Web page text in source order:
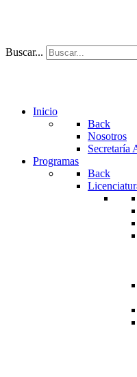
Buscar...
Inicio
Back
Nosotros
Secretaría
Programas
Back